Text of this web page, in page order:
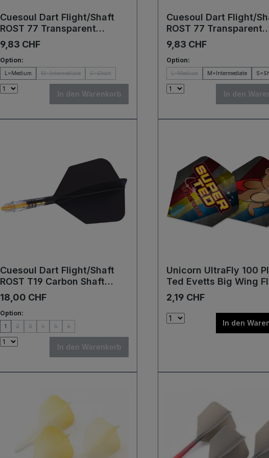
Cuesoul Dart Flight/Shaft
ROST 77 Transparent
Blue/Red/Yellow Big Wing
Flights
9,83 CHF
Option:
L=Medium M=Intermediate S=Short
In den Warenkorb
Cuesoul Dart Flight/
ROST 77 Transparent
Blue/Black/Green Big
Flights
9,83 CHF
Option:
L=Medium M=Intermediate
In den
Cuesoul Dart Flight/Shaft
ROST T19 Carbon Shaft
Schwarz/Gelb Big Wing
Flights
18,00 CHF
Option:
1 2 3 4 5 6
In den Warenkorb
Unicorn UltraFly 100
Ted Evetts Big Wing
2,19 CHF
In den